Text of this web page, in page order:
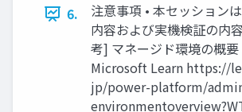
6.
注意事項 • 本セッション
内容および実機検証の内
考] マネージド環境の概
Microsoft Learn https://
jp/power-platform/